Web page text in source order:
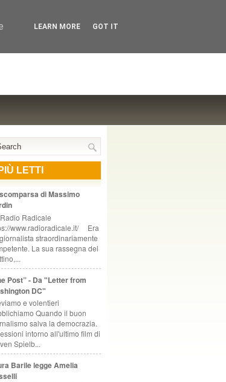
ZURIGO
PIÙ LETTI
di Massimo
Radicale
www.radioradicale.it/ Era
straordinariamente
La sua rassegna del
Post” - Da "Letter from
DC"
e volentieri
Quando il buon
salva la democrazia.
intorno all'ultimo film di
Spielb...
Barile legge Amelia
LEARN MORE GOT IT